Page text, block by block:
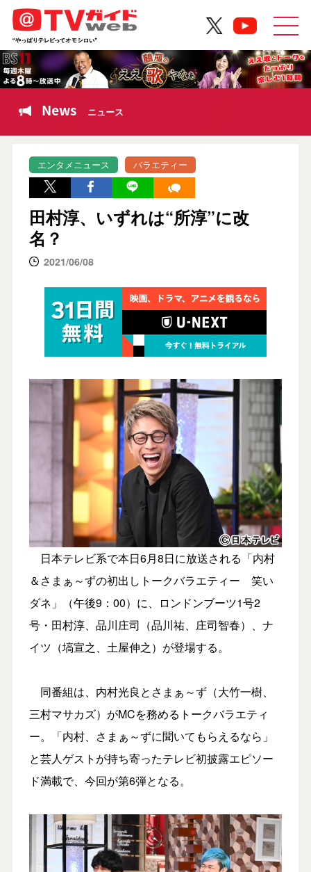
News ニュース
エンタメニュース バラエティー
田村淳、いずれは“所淳”に改
名？
2021/06/08
日本テレビ系で本日6月8日に放送される「内村
＆さまぁ～ずの初出しトークバラエティー 笑い
ダネ」（午後9：00）に、ロンドンブーツ1号2
号・田村淳、品川庄司（品川祐、庄司智春）、ナ
イツ（塙宣之、土屋伸之）が登場する。
同番組は、内村光良とさまぁ～ず（大竹一樹、
三村マサカズ）がMCを務めるトークバラエティ
ー。「内村、さまぁ～ずに聞いてもらえるなら」
と芸人ゲストが持ち寄ったテレビ初披露エピソー
ド満載で、今回が第6弾となる。